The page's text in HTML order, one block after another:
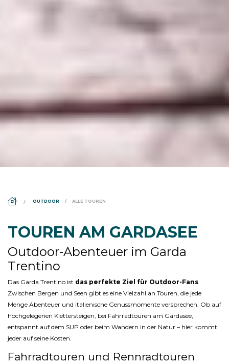
OUTDOOR ALLE TOUREN
TOUREN AM GARDASEE
Outdoor-Abenteuer im Garda
Trentino
Das Garda Trentino ist das perfekte Ziel für Outdoor-Fans
Zwischen Bergen und Seen gibt es eine Vielzahl an Touren, die jede
Menge Abenteuer und italienische Genussmomente versprechen. Ob auf
hochgelegenen Klettersteigen, bei Fahrradtouren am Gardasee,
entspannt auf dem SUP oder beim Wandern in der Natur – hier kommt
jeder auf seine Kosten.
Fahrradtouren und Rennradtouren